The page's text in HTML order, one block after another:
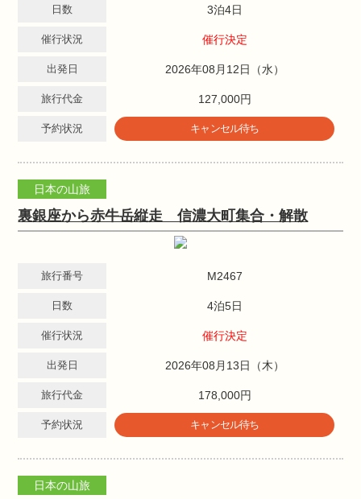
日数 3泊4日
催行状況 催行決定
出発日 2026年08月12日（水）
旅行代金 127,000円
予約状況 キャンセル待ち
日本の山旅
裏銀座から赤牛岳縦走 信濃大町集合・解散
旅行番号 M2467
日数 4泊5日
催行状況 催行決定
出発日 2026年08月13日（木）
旅行代金 178,000円
予約状況 キャンセル待ち
日本の山旅